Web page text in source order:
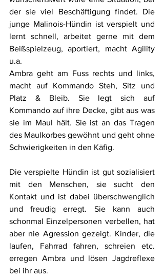
der sie viel Beschäftigung findet. Die
junge Malinois-Hündin ist verspielt und
lernt schnell, arbeitet gerne mit dem
Beißspielzeug, aportiert, macht Agility
u.a.
Ambra geht am Fuss rechts und links,
macht auf Kommando Steh, Sitz und
Platz & Bleib. Sie legt sich auf
Kommando auf ihre Decke, gibt aus was
sie im Maul hält. Sie ist an das Tragen
des Maulkorbes gewöhnt und geht ohne
Schwierigkeiten in den Käfig.
Die verspielte Hündin ist gut sozialisiert
mit den Menschen, sie sucht den
Kontakt und ist dabei überschwenglich
und freudig erregt. Sie kann auch
schonmal Einzelpersonen verbellen, hat
aber nie Agression gezeigt. Kinder, die
laufen, Fahrrad fahren, schreien etc.
erregen Ambra und lösen Jagdreflexe
bei ihr aus.